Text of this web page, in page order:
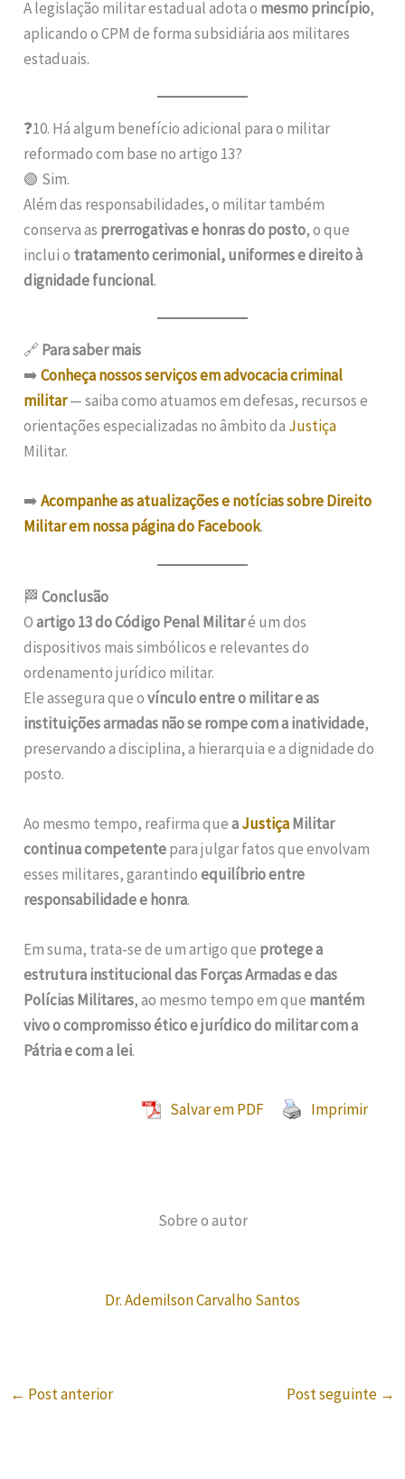
A legislação militar estadual adota o mesmo princípio,
aplicando o CPM de forma subsidiária aos militares
estaduais.
❓10. Há algum benefício adicional para o militar
reformado com base no artigo 13?
🟢 Sim.
Além das responsabilidades, o militar também
conserva as prerrogativas e honras do posto, o que
inclui o tratamento cerimonial, uniformes e direito à
dignidade funcional.
🔗 Para saber mais
➡️Conheça nossos serviços em advocacia criminal
militar— saiba como atuamos em defesas, recursos e
orientações especializadas no âmbito da Justiça
Militar.
➡️Acompanhe as atualizações e notícias sobre Direito
Militar em nossa página do Facebook.
🏁Conclusão
Oartigo 13 do Código Penal Militaré um dos
dispositivos mais simbólicos e relevantes do
ordenamento jurídico militar.
Ele assegura que ovínculo entre o militar e as
instituições armadas não se rompe com a inatividade,
preservando a disciplina, a hierarquia e a dignidade do
posto.
Ao mesmo tempo, reafirma queaJustiçaMilitar
continua competentepara julgar fatos que envolvam
esses militares, garantindoequilíbrio entre
responsabilidade e honra.
Em suma, trata-se de um artigo que protege a
estrutura institucional das Forças Armadas e das
Polícias Militares, ao mesmo tempo em que mantém
vivo o compromisso ético e jurídico do militar com a
Pátria e com a lei.
Salvar em PDF Imprimir
Sobre o autor
Dr. Ademilson Carvalho Santos
← Post anterior Post seguinte →